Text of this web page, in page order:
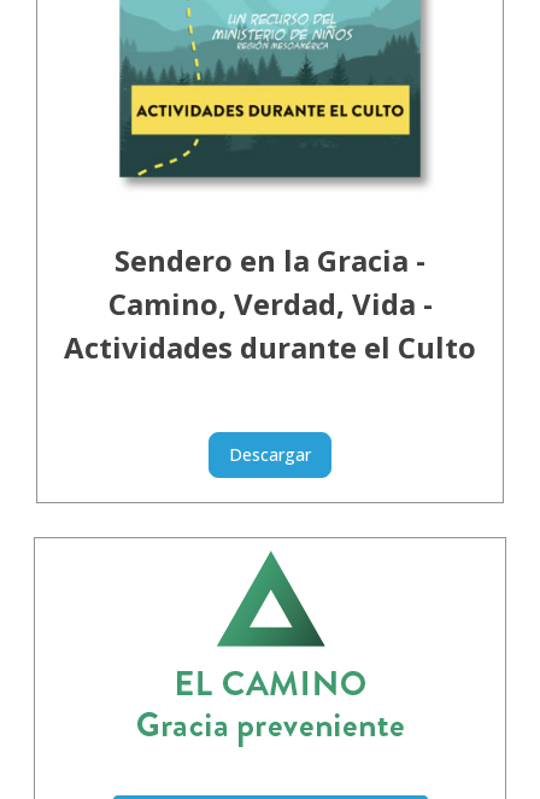
Sendero en la Gracia -
Camino, Verdad, Vida -
Actividades durante el Culto
Descargar